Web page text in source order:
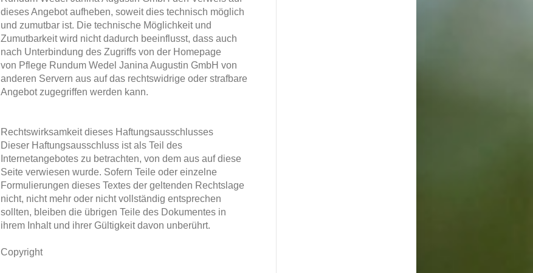
dieses Angebot aufheben, soweit dies technisch möglich
und zumutbar ist. Die technische Möglichkeit und
Zumutbarkeit wird nicht dadurch beeinflusst, dass auch
nach Unterbindung des Zugriffs von der Homepage
von Pflege Rundum Wedel Janina Augustin GmbH von
anderen Servern aus auf das rechtswidrige oder strafbare
Angebot zugegriffen werden kann.
Rechtswirksamkeit dieses Haftungsausschlusses
Dieser Haftungsausschluss ist als Teil des
Internetangebotes zu betrachten, von dem aus auf diese
Seite verwiesen wurde. Sofern Teile oder einzelne
Formulierungen dieses Textes der geltenden Rechtslage
nicht, nicht mehr oder nicht vollständig entsprechen
sollten, bleiben die übrigen Teile des Dokumentes in
ihrem Inhalt und ihrer Gültigkeit davon unberührt.
Copyright